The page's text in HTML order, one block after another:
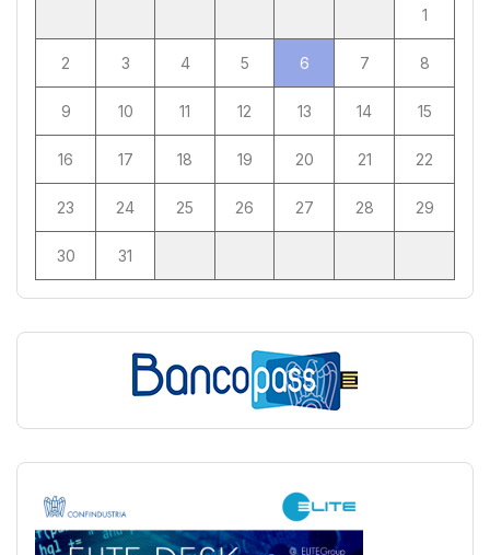
1
2 3 4 5 6 7 8
9 10 11 12 13 14 15
16 17 18 19 20 21 22
23 24 25 26 27 28 29
30 31